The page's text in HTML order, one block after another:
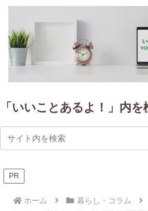
「いいことあるよ！」内を
PR
ホーム 暮らし・コラム